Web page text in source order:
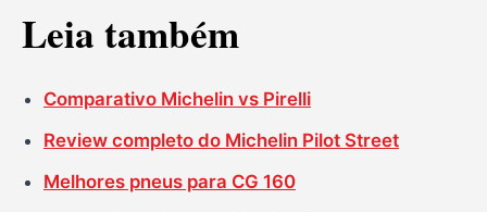
Leia também
Comparativo Michelin vs Pirelli
Review completo do Michelin Pilot Street
Melhores pneus para CG 160